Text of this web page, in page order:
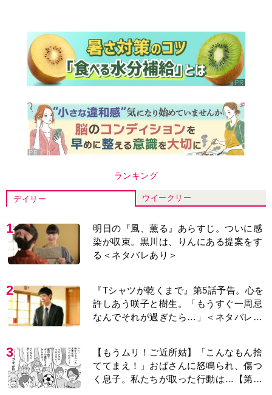
ランキング
デイリー ウイークリー
1
明日の『風、薫る』あらすじ。ついに感
染が収束。黒川は、りんにある提案をす
る＜ネタバレあり＞
2
『Tシャツが乾くまで』第5話予告。心を
許しあう咲子と樹生。「もうすぐ一周忌
なんでそれが過ぎたら…」＜ネタバレあ
3
【もうムリ！ご近所姑】「こんなもん捨
ててまえ！」おばさんに怒鳴られ、傷つ
く息子。私たちが取った行動は…【第3